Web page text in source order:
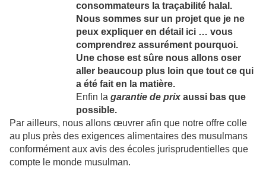
consommateurs la traçabilité halal.
Nous sommes sur un projet que je ne
peux expliquer en détail ici … vous
comprendrez assurément pourquoi.
Une chose est sûre nous allons oser
aller beaucoup plus loin que tout ce qui
a été fait en la matière.
Enfin la garantie de prix aussi bas que
possible.
Par ailleurs, nous allons œuvrer afin que notre offre colle
au plus près des exigences alimentaires des musulmans
conformément aux avis des écoles jurisprudentielles que
compte le monde musulman.